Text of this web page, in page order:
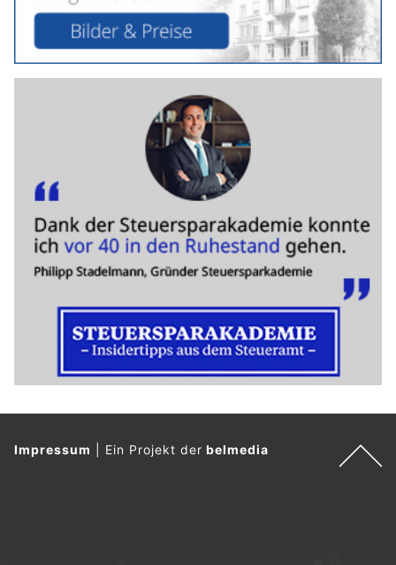
Impressum Ein Projekt derbelmedia